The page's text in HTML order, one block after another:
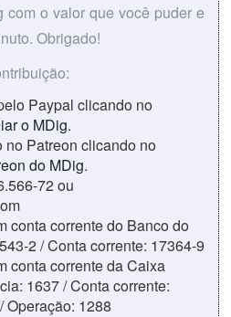
com o valor que você puder e
Obrigado!
Paypal clicando no
o MDig.
no Patreon clicando no
do MDig.
72 ou
conta corrente do Banco do
2 / Conta corrente: 17364-9
conta corrente da Caixa
1637 / Conta corrente:
Operação: 1288